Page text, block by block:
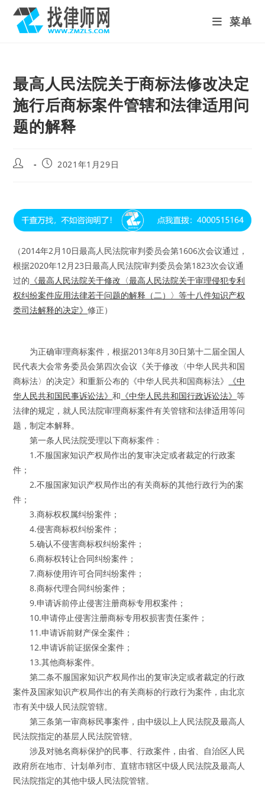
content
菜单
最高人民法院关于商标法修改决定
施行后商标案件管辖和法律适用问
题的解释
Post
Post2021年1月29日
（2014年2月10日最高人民法院审判委员会第1606次会议通过，
根据2020年12月23日最高人民法院审判委员会第1823次会议通
过的 《最高人民法院关于修改〈最高人民法院关于审理侵犯专利
权纠纷案件应用法律若干问题的解释（二）〉等十八件知识产权
类司法解释的决定》修正）
为正确审理商标案件，根据2013年8月30日第十二届全国人
民代表大会常务委员会第四次会议《关于修改〈中华人民共和国
商标法〉的决定》和重新公布的《中华人民共和国商标法》
《中
华人民共和国民事诉讼法》和 《中华人民共和国行政诉讼法》等
法律的规定，就人民法院审理商标案件有关管辖和法律适用等问
题，制定本解释。
第一条人民法院受理以下商标案件：
1.不服国家知识产权局作出的复审决定或者裁定的行政案
件；
2.不服国家知识产权局作出的有关商标的其他行政行为的案
件；
3.商标权权属纠纷案件；
4.侵害商标权纠纷案件；
5.确认不侵害商标权纠纷案件；
6.商标权转让合同纠纷案件；
7.商标使用许可合同纠纷案件；
8.商标代理合同纠纷案件；
9.申请诉前停止侵害注册商标专用权案件；
10.申请停止侵害注册商标专用权损害责任案件；
11.申请诉前财产保全案件；
12.申请诉前证据保全案件；
13.其他商标案件。
第二条不服国家知识产权局作出的复审决定或者裁定的行政
案件及国家知识产权局作出的有关商标的行政行为案件，由北京
市有关中级人民法院管辖。
第三条第一审商标民事案件，由中级以上人民法院及最高人
民法院指定的基层人民法院管辖。
涉及对驰名商标保护的民事、行政案件，由省、自治区人民
政府所在地市、计划单列市、直辖市辖区中级人民法院及最高人
民法院指定的其他中级人民法院管辖。